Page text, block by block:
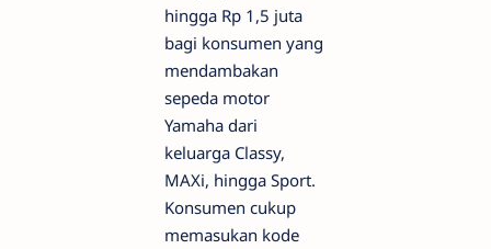
hingga Rp 1,5 juta
bagi konsumen yang
mendambakan
sepeda motor
Yamaha dari
keluarga Classy,
MAXi, hingga Sport.
Konsumen cukup
memasukan kode